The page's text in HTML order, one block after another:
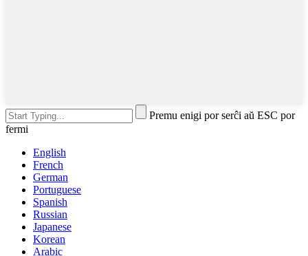
Premu enigi por serĉi aŭ ESC por
fermi
English
French
German
Portuguese
Spanish
Russian
Japanese
Korean
Arabic